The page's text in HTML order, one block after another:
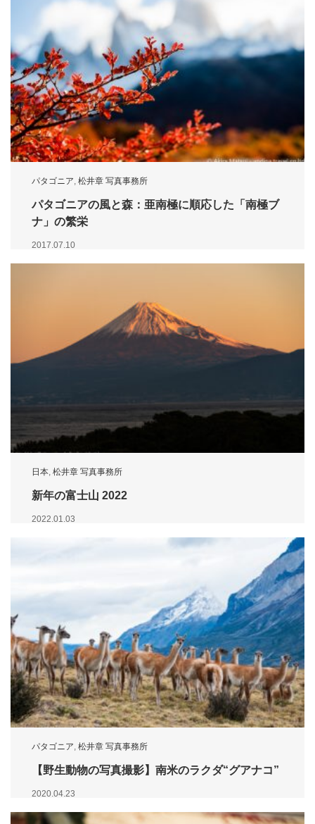
パタゴニア 松井章 写真事務所
パタゴニアの風と森：亜南極に順応した「南極ブ
ナ」の繁栄
2017.07.10
日本, 松井章 写真事務所
新年の富士山 2022
2022.01.03
パタゴニア, 松井章 写真事務所
【野生動物の写真撮影】南米のラクダ“グアナコ”
2020.04.23